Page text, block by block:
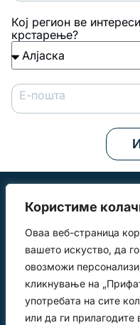
Користиме
Оваа веб-страница
вашето искуство, да
овозможи
кликнување на
употребата на сите
или да ги
Кој регион ве
крстарење?
Е-пошта
Крстарења За
Контакт Летови